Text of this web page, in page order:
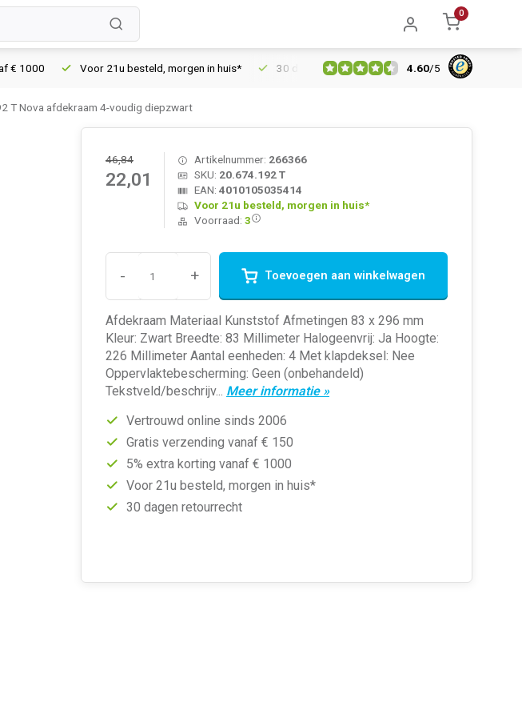
0
Voor 21u besteld, morgen in huis* 30 dagen retourrecht Vertrouwd online sinds
4.60/5
T Nova afdekraam 4-voudig diepzwart
46,84
22,01
Artikelnummer: 266366
SKU: 20.674.192 T
EAN: 4010105035414
Voor 21u besteld, morgen in huis*
Voorraad: 3
- + Toevoegen aan winkelwagen
Afdekraam Materiaal Kunststof Afmetingen 83 x 296 mm
Kleur: Zwart Breedte: 83 Millimeter Halogeenvrij: Ja Hoogte:
226 Millimeter Aantal eenheden: 4 Met klapdeksel: Nee
Oppervlaktebescherming: Geen (onbehandeld)
Tekstveld/beschrijv... Meer informatie »
Vertrouwd online sinds 2006
Gratis verzending vanaf € 150
5% extra korting vanaf € 1000
Voor 21u besteld, morgen in huis*
30 dagen retourrecht